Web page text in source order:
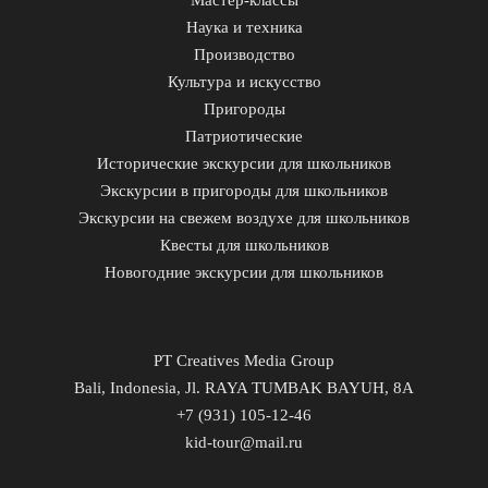
Наука и техника
Производство
Культура и искусство
Пригороды
Патриотические
Исторические экскурсии для школьников
Экскурсии в пригороды для школьников
Экскурсии на свежем воздухе для школьников
Квесты для школьников
Новогодние экскурсии для школьников
PT Creatives Media Group
Bali, Indonesia, Jl. RAYA TUMBAK BAYUH, 8A
+7 (931) 105-12-46
kid-tour@mail.ru